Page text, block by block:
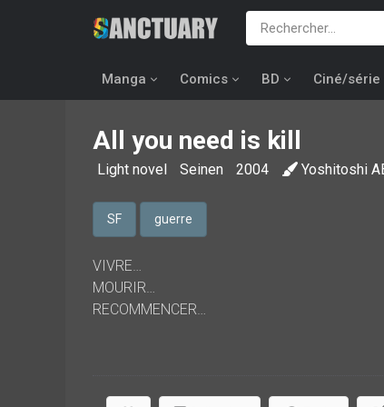
Manga Comics BD Ciné/série
All you need is kill
Light novel Seinen 2004 Yoshitoshi
SF guerre
VIVRE…
MOURIR…
RECOMMENCER…
Il y a des cauchemars dont tu ne peux
Savoir que j’étais pris dans une boucle, une